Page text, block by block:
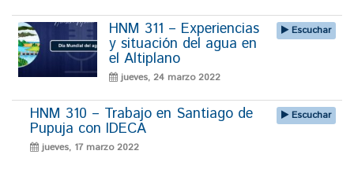
HNM 311 – Experiencias
y situación del agua en
el Altiplano
jueves, 24 marzo 2022
Escuchar
HNM 310 – Trabajo en Santiago de
Pupuja con IDECA
jueves, 17 marzo 2022
Escuchar